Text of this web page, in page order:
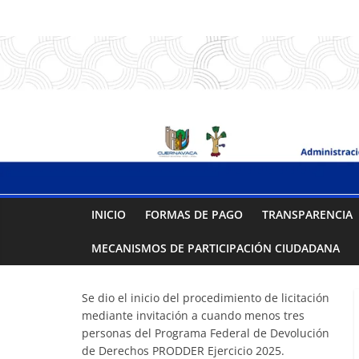
contenido
.:
S
P
A
C
:.
Sistema
de
INICIO FORMAS DE PAGO TRANSPARENCIA
MECANISMOS DE PARTICIPACIÓN CIUDADANA
Se dio el inicio del procedimiento de licitación
mediante invitación a cuando menos tres
personas del Programa Federal de Devolución
de Derechos PRODDER Ejercicio 2025.